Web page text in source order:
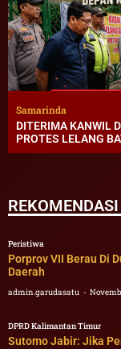
Samarinda
DITERIMA KANWIL
PROTES LELANG
REKOMENDASI
Peristiwa
Porprov VII Berau Di
Daerah
admin.garudasatu
DPRD Kalimantan Timur
Sutomo Jabir: Jika